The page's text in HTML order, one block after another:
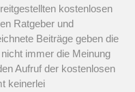
kostenlosen
Ratgeber und
Beiträge geben die
immer die Meinung
Aufruf der kostenlosen
keinerlei